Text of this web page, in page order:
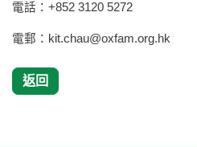
電話：+852 3120 5272
電郵： kit.chau@oxfam.org.hk
返回